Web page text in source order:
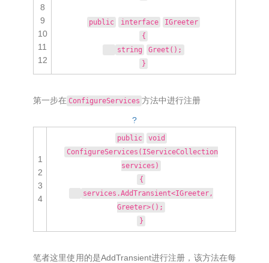
8
9
10
11
12
public interface
IGreeter
{
string
Greet();
}
第一步在 ConfigureServices 方法中进行注册
?
1
2
3
4
public
void
ConfigureServices(IServiceCollection
services)
{
services.AddTransient<IGreeter,
Greeter>();
}
笔者这里使用的是AddTransient进行注册，该方法在每